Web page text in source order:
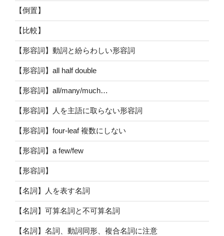
【倒置】
【比較】
【形容詞】動詞と紛らわしい形容詞
【形容詞】all half double
【形容詞】all/many/much…
【形容詞】人を主語に取らない形容詞
【形容詞】four-leaf 複数にしない
【形容詞】a few/few
【形容詞】
【名詞】人を表す名詞
【名詞】可算名詞と不可算名詞
【名詞】名詞、動詞同形、複合名詞に注意